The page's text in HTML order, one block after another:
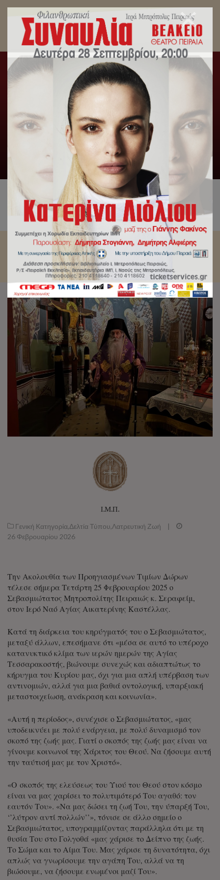
Μητροπολίτης Πειραιώς: Την περίοδο της
Μεγάλης Τεσσαρακοστής κατανοούμε ακριβώς
το ύψος της Θείας Αγάπης.
Αρχική Γενική Κατηγορία,Δελτία Τύπου ,Λατρευτική
Ζωή /
Μητροπολίτης Πειραιώς: Την περίοδο της Μεγάλης
Τεσσαρακοστής κατανοούμε ακριβώς το ύψος της Θείας
Αγάπης.
Ι.Μ.Π.
Γενική Κατηγορία,Δελτία Τύπου,Λατρευτική Ζωή
|
26 Φεβρουαρίου 2026
Την Ακολουθία των Προηγιασμένων Τιμίων Δώρων
τέλεσε σήμερα Τετάρτη 25 Φεβρουαρίου 2025 ο
Σεβασμιώτατος Μητροπολίτης Πειραιώς κ. Σεραφείμ,
στον Ιερό Ναό Αγίας Αικατερίνης Καστέλλας.
Κατά τη διάρκεια του κηρύγματός του ο Σεβασμιώτατος,
μεταξύ άλλων, επεσήμανε ότι «μέσα σε αυτό το υπέροχο
κατανυκτικό κλίμα των ιερών ημερών της Αγίας
Τεσσαρακοστής, βιώνουμε συνεχώς και αδιαπτώτως το
κήρυγμα του Κυρίου μας, όχι για μια απλή υπέρβαση των
αντινομιών, αλλά για μια βαθιά οντολογική, υπαρξιακή
μεταστοιχείωση, ανάκραση και κοινωνία».
«Αυτή η περίοδος», συνέχισε ο Σεβασμιώτατος, «μας
υποδεικνύει με πολύ ενάργεια, με πολύ δυναμισμό τον
σκοπό της ζωής μας. Γιατί ο σκοπός της ζωής μας είναι να
γίνουμε κοινωνοί της Χάριτος του Θεού. Να ζήσουμε αυτή
την ταύτισή μας με τον Χριστό».
«Ο σκοπός της ελεύσεως του Υιού του Θεού στον κόσμο
είναι να μας χαρίσει το πολυτιμότερό Του αγαθό: τον
εαυτόν Του». «Να μας δώσει τη ζωή Του, την ύπαρξή Του,
‘’λύτρον αντί πολλών’’», τόνισε σε άλλο σημείο ο
Σεβασμιώτατος, υπογραμμίζοντας παράλληλα ότι με τη
θυσία Του στο Γολγοθά «μας χάρισε το Δείπνο της ζωής.
Το Σώμα και το Αίμα Του. Μας χάρισε τη δυνατότητα, όχι
απλώς να γνωρίσουμε την αγάπη Του, αλλά να τη
βιώσουμε, να ζήσουμε ενωμένοι μαζί Του».